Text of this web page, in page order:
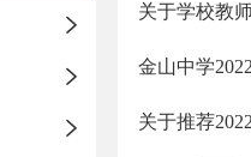
关于学校教
金山中学
关于推荐